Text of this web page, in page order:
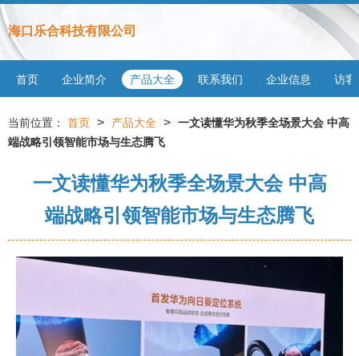
海口乐合科技有限公司
首页 企业简介 产品大全 联系我们 企业信息 访客
当前位置： 首页 > 产品大全 > 一文读懂华为秋季全场景大会 中高
端战略引领智能市场与生态腾飞
一文读懂华为秋季全场景大会 中高
端战略引领智能市场与生态腾飞